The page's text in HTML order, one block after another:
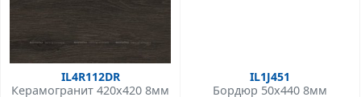
IL4R112DR
Керамогранит 420x420 8мм
IL1J451
Бордюр 50x440 8мм